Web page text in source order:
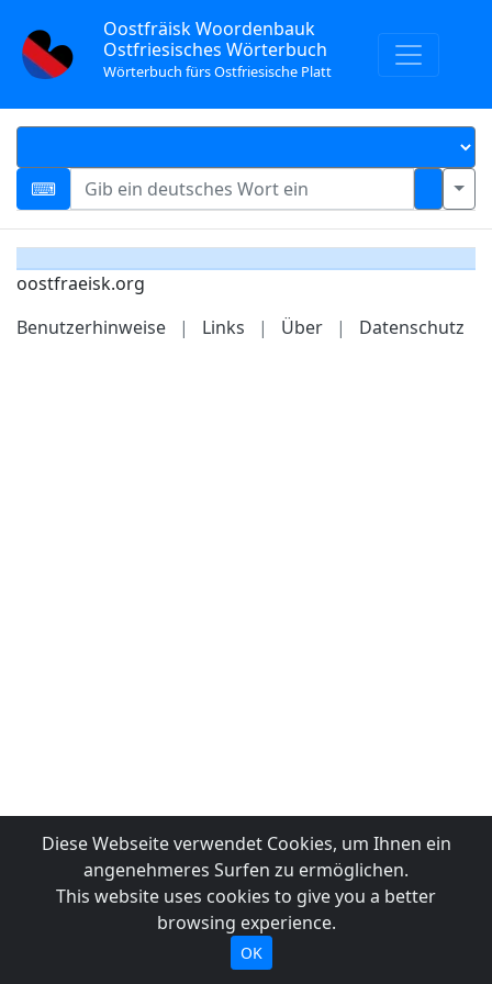
Oostfräisk Woordenbauk
Ostfriesisches Wörterbuch
Wörterbuch fürs Ostfriesische Platt
oostfraeisk.org
Benutzerhinweise
| Links | Über | Datenschutz
Diese Webseite verwendet Cookies, um Ihnen ein
angenehmeres Surfen zu ermöglichen.
This website uses cookies to give you a better
browsing experience.
OK